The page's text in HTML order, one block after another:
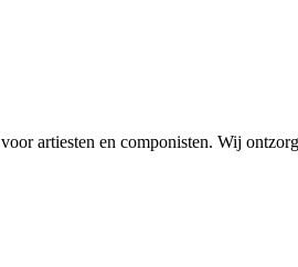
artiesten en componisten. Wij